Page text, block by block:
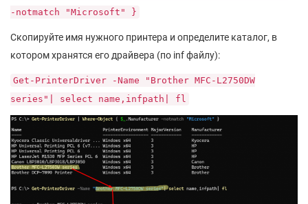
-notmatch "Microsoft" }
Скопируйте имя нужного принтера и определите каталог, в
котором хранятся его драйвера (по inf файлу):
Get-PrinterDriver -Name "Brother MFC-L2750DW
series"| select name,infpath| fl